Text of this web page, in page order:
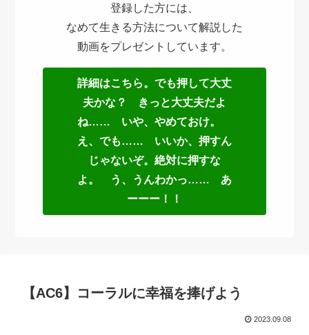
登録した方には、
なめて生きる方法について解説した
動画をプレゼントしています。
詳細はこちら。でも押して大丈
夫かな？ きっと大丈夫だよ
ね…… いや、やめておけ。
え、でも…… いいか、押すん
じゃないぞ。絶対に押すな
よ。 う、うんわかっ…… あ
ーーー！！
【AC6】コーラルに幸福を捧げよう
2023.09.08